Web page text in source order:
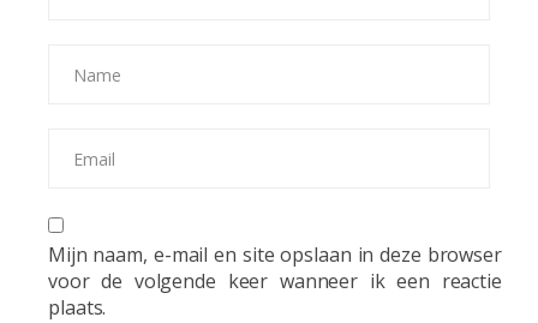
Mijn naam, e-mail en site opslaan in deze browser
voor de volgende keer wanneer ik een reactie
plaats.